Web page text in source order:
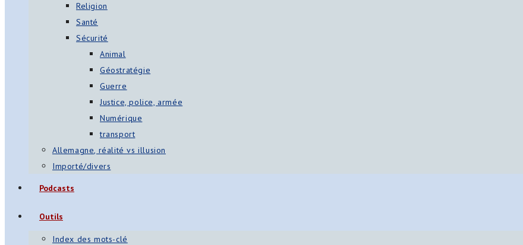
Religion
Santé
Sécurité
Animal
Géostratégie
Guerre
Justice, police, armée
Numérique
transport
Allemagne, réalité vs illusion
Importé/divers
Podcasts
Outils
Index des mots-clé